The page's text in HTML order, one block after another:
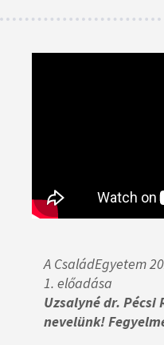
A CsaládEgyetem
1. előadása
Uzsalyné dr. Pécsi
nevelünk!